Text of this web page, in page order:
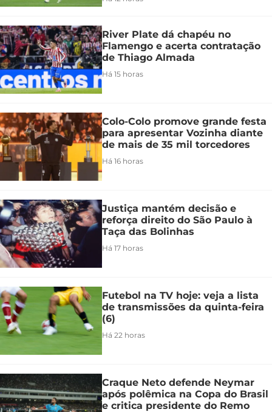
River Plate dá chapéu no
Flamengo e acerta contratação
de Thiago Almada
Há 15 horas
Colo-Colo promove grande festa
para apresentar Vozinha diante
de mais de 35 mil torcedores
Há 16 horas
Justiça mantém decisão e
reforça direito do São Paulo à
Taça das Bolinhas
Há 17 horas
Futebol na TV hoje: veja a lista
de transmissões da quinta-feira
(6)
Há 22 horas
Craque Neto defende Neymar
após polêmica na Copa do Brasil
e critica presidente do Remo